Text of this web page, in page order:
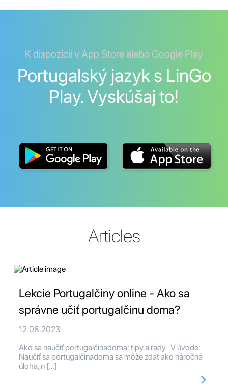
K dispozícii v App Store alebo Google Play
Portugalský jazyk s LinGo
Play. Vyskúšaj to!
Articles
Lekcie Portugalčiny online - Ako sa
správne učiť portugalčinu doma?
12.08.2023
Ako sa naučiť portugalčinadoma: tipy a rady V úvode:
Naučiť sa portugalčinadoma sa môže zdať ako náročná
úloha, n […]